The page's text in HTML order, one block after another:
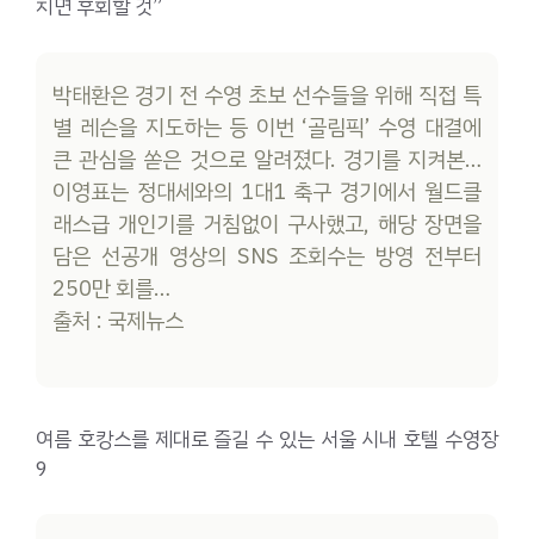
치면 후회할 것”
박태환은 경기 전 수영 초보 선수들을 위해 직접 특
별 레슨을 지도하는 등 이번 ‘골림픽’ 수영 대결에
큰 관심을 쏟은 것으로 알려졌다. 경기를 지켜본…
이영표는 정대세와의 1대1 축구 경기에서 월드클
래스급 개인기를 거침없이 구사했고, 해당 장면을
담은 선공개 영상의 SNS 조회수는 방영 전부터
250만 회를…
출처 : 국제뉴스
여름 호캉스를 제대로 즐길 수 있는 서울 시내 호텔 수영장
9